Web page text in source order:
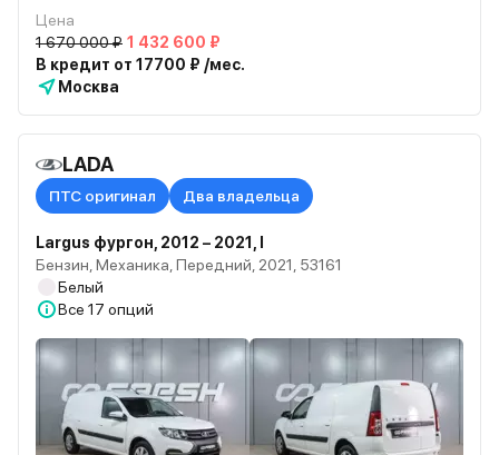
Цена
1 670 000 ₽ 1 432 600 ₽
В кредит от 17700 ₽ /мес.
Москва
LADA
ПТС оригинал Два владельца
Largus фургон, 2012 – 2021, I
Бензин, Механика, Передний, 2021, 53161
Белый
Все 17 опций